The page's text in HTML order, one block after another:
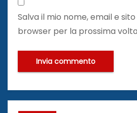
Salva il mio nome, email e
browser per la prossima